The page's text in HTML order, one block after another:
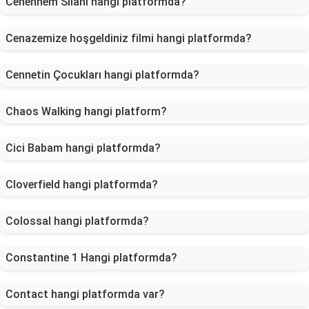
Cenazemize hoşgeldiniz filmi hangi platformda?
Cennetin Çocukları hangi platformda?
Chaos Walking hangi platform?
Cici Babam hangi platformda?
Cloverfield hangi platformda?
Colossal hangi platformda?
Constantine 1 Hangi platformda?
Contact hangi platformda var?